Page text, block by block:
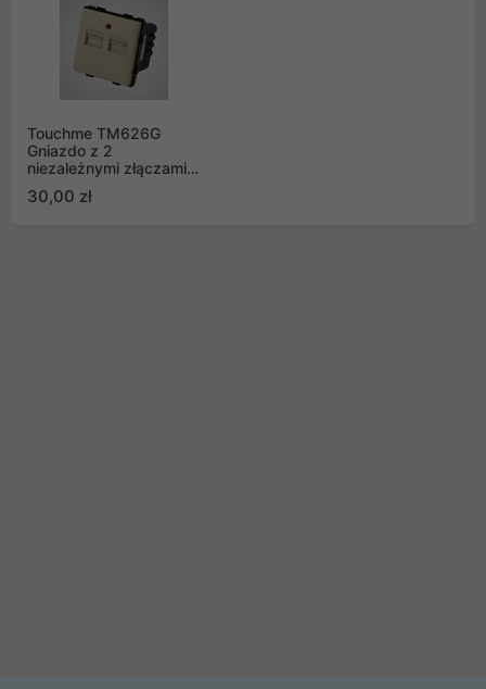
Touchme TM626G
Gniazdo z 2
niezależnymi złączami
sygnalizacyjna, złote
30,00 zł